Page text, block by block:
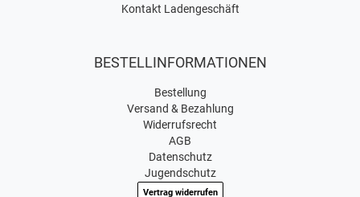
Kontakt Ladengeschäft
BESTELLINFORMATIONEN
Bestellung
Versand & Bezahlung
Widerrufsrecht
AGB
Datenschutz
Jugendschutz
Vertrag widerrufen